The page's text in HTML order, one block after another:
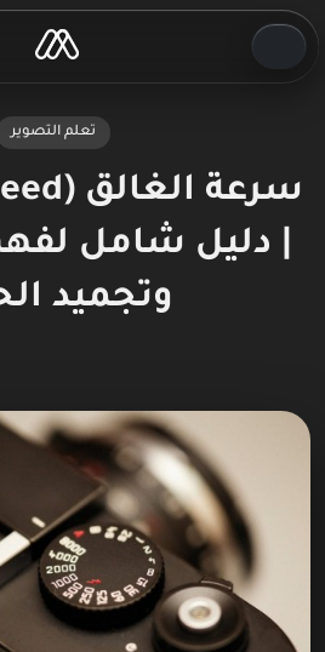
تعلم التصوير
| دليل شامل
وتجميد